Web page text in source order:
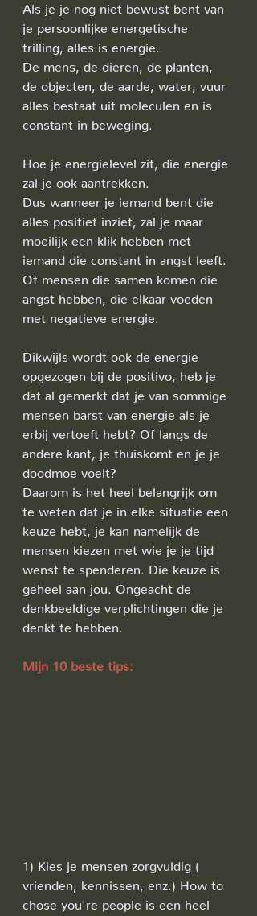
Als je je nog niet bewust bent van
je persoonlijke energetische
trilling, alles is energie.
De mens, de dieren, de planten,
de objecten, de aarde, water, vuur
alles bestaat uit moleculen en is
constant in beweging.
Hoe je energielevel zit, die energie
zal je ook aantrekken.
Dus wanneer je iemand bent die
alles positief inziet, zal je maar
moeilijk een klik hebben met
iemand die constant in angst leeft.
Of mensen die samen komen die
angst hebben, die elkaar voeden
met negatieve energie.
Dikwijls wordt ook de energie
opgezogen bij de positivo, heb je
dat al gemerkt dat je van sommige
mensen barst van energie als je
erbij vertoeft hebt? Of langs de
andere kant, je thuiskomt en je je
doodmoe voelt?
Daarom is het heel belangrijk om
te weten dat je in elke situatie een
keuze hebt, je kan namelijk de
mensen kiezen met wie je je tijd
wenst te spenderen. Die keuze is
geheel aan jou. Ongeacht de
denkbeeldige verplichtingen die je
denkt te hebben.
Mijn 10 beste tips:
1) Kies je mensen zorgvuldig (
vrienden, kennissen, enz.) How to
chose you're people is een heel